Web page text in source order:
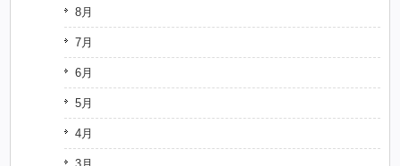
8月
7月
6月
5月
4月